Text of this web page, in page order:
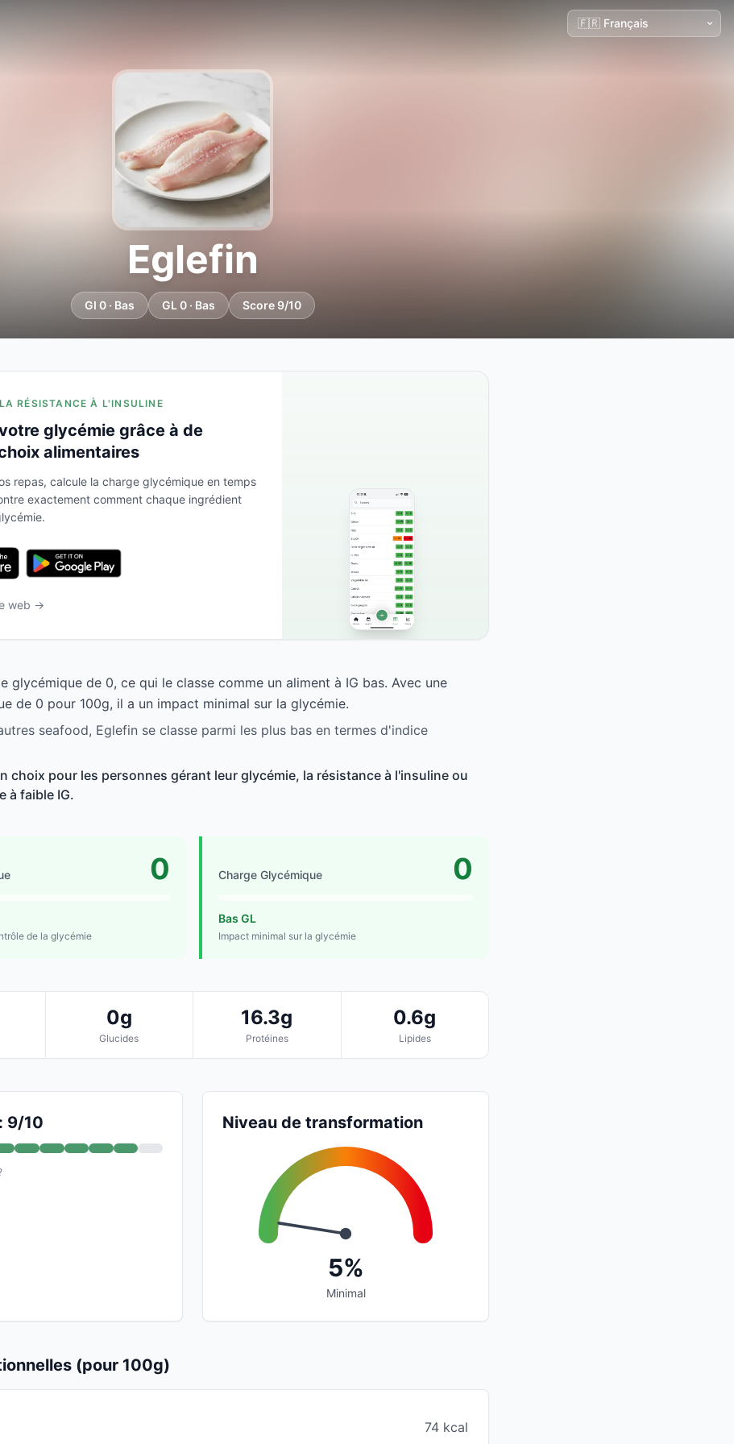
Eglefin
GI 0 · Bas GL 0 · Bas Score 9/10
RÉSISTANCE À L'INSULINE
glycémie grâce à de
alimentaires
repas, calcule la charge glycémique en temps
exactement comment chaque ingrédient
web →
glycémique de 0, ce qui le classe comme un aliment à IG bas. Avec une
de 0 pour 100g, il a un impact minimal sur la glycémie.
seafood, Eglefin se classe parmi les plus bas en termes d'indice
choix pour les personnes gérant leur glycémie, la résistance à l'insuline ou
à faible IG.
0
de la glycémie
Charge Glycémique 0
Bas GL
Impact minimal sur la glycémie
0g
Glucides
16.3g
Protéines
0.6g
Lipides
9/10 Niveau de transformation
5%
Minimal
(pour 100g)
74 kcal